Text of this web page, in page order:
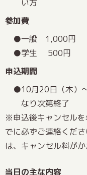
い方
参加費
一般 1,000円
学生 500円
申込期間
10月20日（木）
なり次第終了
※申込後キャンセル
でに必ずご連絡くだ
は、キャンセル料が
当日の主な内容